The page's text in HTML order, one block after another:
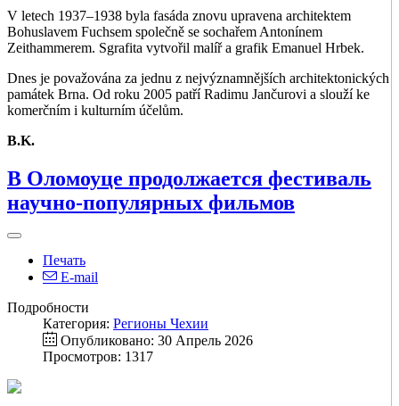
V letech 1937–1938 byla fasáda znovu upravena architektem
Bohuslavem Fuchsem společně se sochařem Antonínem
Zeithammerem. Sgrafita vytvořil malíř a grafik Emanuel Hrbek.
Dnes je považována za jednu z nejvýznamnějších architektonických
památek Brna. Od roku 2005 patří Radimu Jančurovi a slouží ke
komerčním i kulturním účelům.
B.K.
В Оломоуце продолжается фестиваль
научно-популярных фильмов
Печать
E-mail
Подробности
Категория: Регионы Чехии
Опубликовано: 30 Апрель 2026
Просмотров: 1317